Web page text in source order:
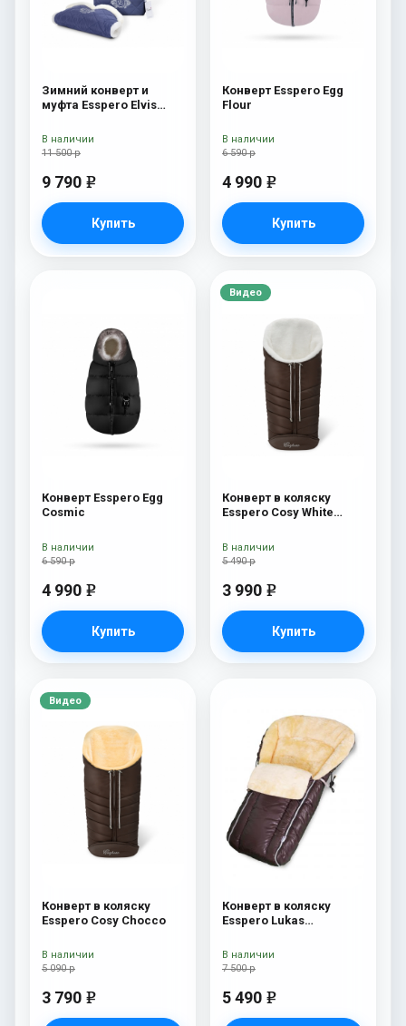
Зимний конверт и
муфта Esspero Elvis
11 500 р
9 790 e
Купить
В наличии
Конверт Esspero Egg
Flour
6 590 р
4 990 e
Купить
В наличии
Конверт Esspero Egg
Cosmic
6 590 р
4 990 e
Купить
В наличии
Видео
Конверт в коляску
Esspero Cosy White
5 490 р
3 990 e
Купить
В наличии
Видео
Конверт в коляску
Esspero Cosy Chocco
5 090 р
3 790 e
В наличии
Конверт в коляску
Esspero Lukas
шерсть) Chocolat
7 500 р
5 490 e
В наличии